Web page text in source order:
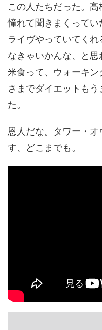
この人たちだった。
憧れて聞きまくって
ライヴやっていてく
なきゃいかんな、と
米食って、ウォーキ
さまでダイエットも
た。
恩人だな。タワー・
す、どこまでも。